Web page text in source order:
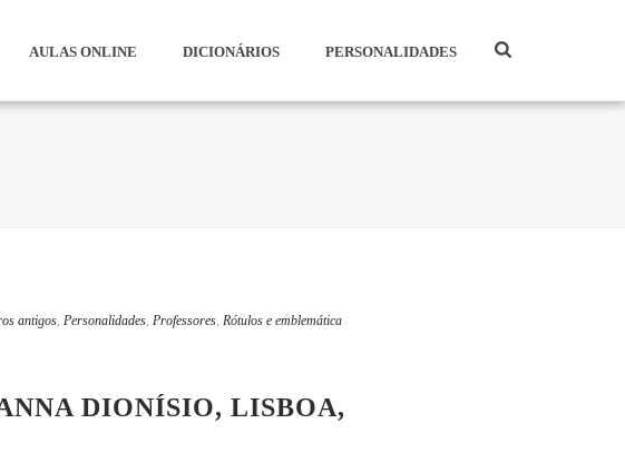
AULAS ONLINE DICIONÁRIOS PERSONALIDADES
antigos, Personalidades, Professores, Rótulos e emblemática
DIONÍSIO, LISBOA,